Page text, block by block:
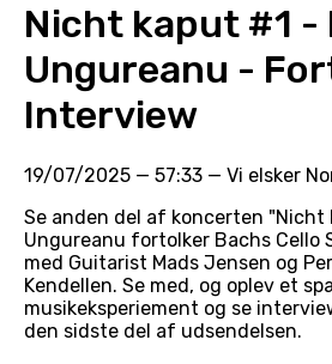
Nicht kaput #1 -
Ungureanu -
Interview
19/07/2025 — 57:33 — Vi elsker
Se anden del af koncerten "Nicht
Ungureanu fortolker Bachs Cello
med Guitarist Mads Jensen og
Kendellen. Se med, og oplev et
musikeksperiement og se
den sidste del af udsendelsen.